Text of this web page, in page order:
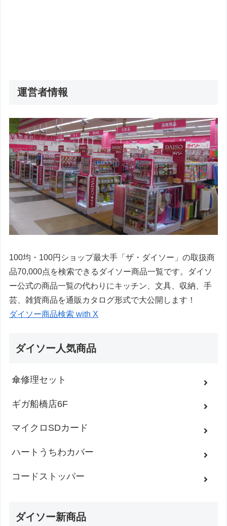
運営者情報
100均・100円ショップ最大手「ザ・ダイソー」の取扱商
品70,000点を検索できるダイソー商品一覧です。ダイソ
ー公式の商品一覧の代わりにキッチン、文具、収納、手
芸、雑貨商品を通販カタログ形式で大公開します！
ダイソー商品検索 with X
ダイソー人気商品
傘修理セット
ギガ船橋店6F
マイクロSDカード
ハートうちわカバー
コードストッパー
ダイソー新商品